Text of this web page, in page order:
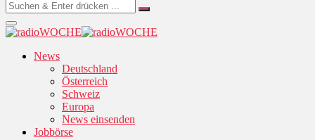
News
Deutschland
Österreich
Schweiz
Europa
News einsenden
Jobbörse